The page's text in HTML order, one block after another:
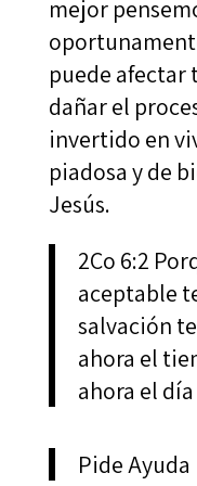
mejor
puede afectar
dañar el
invertido en
piadosa y de
Jesús.
2Co 6:2
aceptable
salvación
ahora el
ahora el
Pide Ayuda